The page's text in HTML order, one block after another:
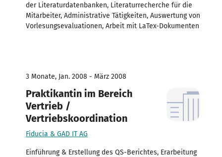
der Literaturdatenbanken, Literaturrecherche für die
Mitarbeiter, Administrative Tätigkeiten, Auswertung von
Vorlesungsevaluationen, Arbeit mit LaTex-Dokumenten
3 Monate, Jan. 2008 - März 2008
Praktikantin im Bereich
Vertrieb /
Vertriebskoordination
Fiducia & GAD IT AG
Einführung & Erstellung des QS-Berichtes, Erarbeitung